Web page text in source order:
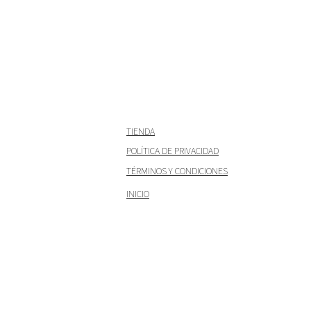
TIENDA
POLÍTICA DE PRIVACIDAD
TÉRMINOS Y CONDICIONES
INICIO